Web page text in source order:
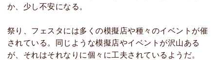
か、少し不安になる。
祭り、フェスタには多くの模擬店や種々のイベントが催
されている。同じような模擬店やイベントが沢山ある
が、それはそれなりに個々に工夫されているようだ。